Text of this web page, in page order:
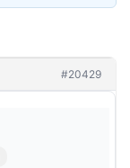
#20429